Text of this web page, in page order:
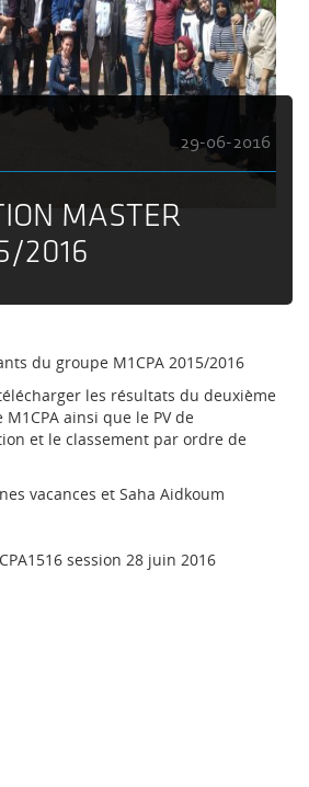
29-06-2016
MASTER
2016
du groupe M1CPA 2015/2016
les résultats du deuxième
M1CPA ainsi que le PV de
et le classement par ordre de
vacances et Saha Aidkoum
session 28 juin 2016